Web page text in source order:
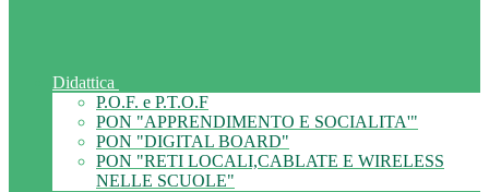
Didattica
P.O.F. e P.T.O.F
PON "APPRENDIMENTO E SOCIALITA'"
PON "DIGITAL BOARD"
PON "RETI LOCALI,CABLATE E WIRELESS
NELLE SCUOLE"